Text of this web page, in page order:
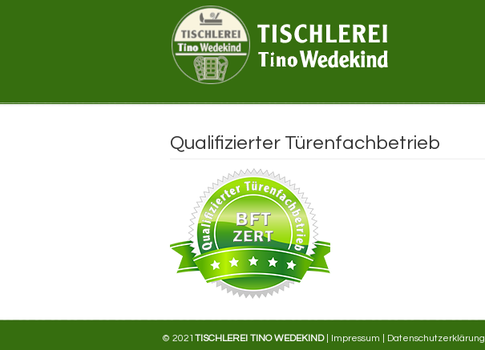
Navigation
Qualifizierter Türenfachbetrieb
© 2021 TISCHLEREI TINO WEDEKIND| Impressum Datenschutzerklärung